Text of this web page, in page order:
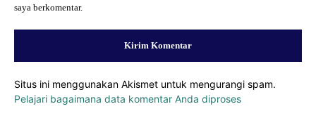
saya berkomentar.
Situs ini menggunakan Akismet untuk mengurangi spam.
Pelajari bagaimana data komentar Anda diproses